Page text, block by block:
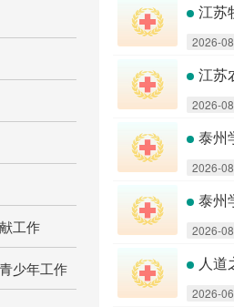
工作
少年工作
江苏
2026-
江苏
2026-
泰州
2026-
泰州
2026-
人道
2026-